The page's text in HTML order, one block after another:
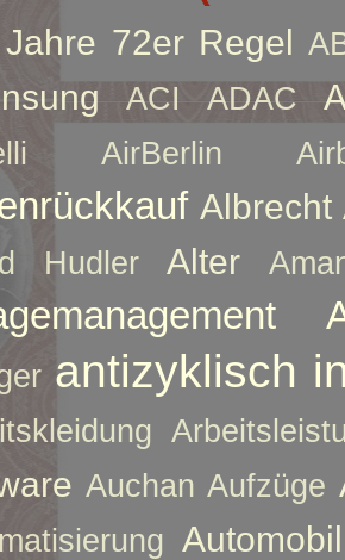
72er Regel
ACI ADAC
AirBerlin
Albrecht
Hudler Alter
antizyklisch
Auchan Aufzüge